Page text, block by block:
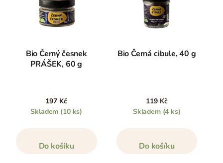
Bio Černý česnek
PRÁŠEK, 60 g
197 Kč
Skladem (10 ks)
Do košíku
Bio Černá cibule, 40 g
119 Kč
Skladem (4 ks)
Do košíku